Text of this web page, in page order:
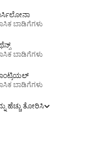
ಬಾಡಿಗೆಗಳು
ಬಾಡಿಗೆಗಳು
ಬಾಡಿಗೆಗಳು
ಹೆಚ್ಚು ತೋರಿಸಿ